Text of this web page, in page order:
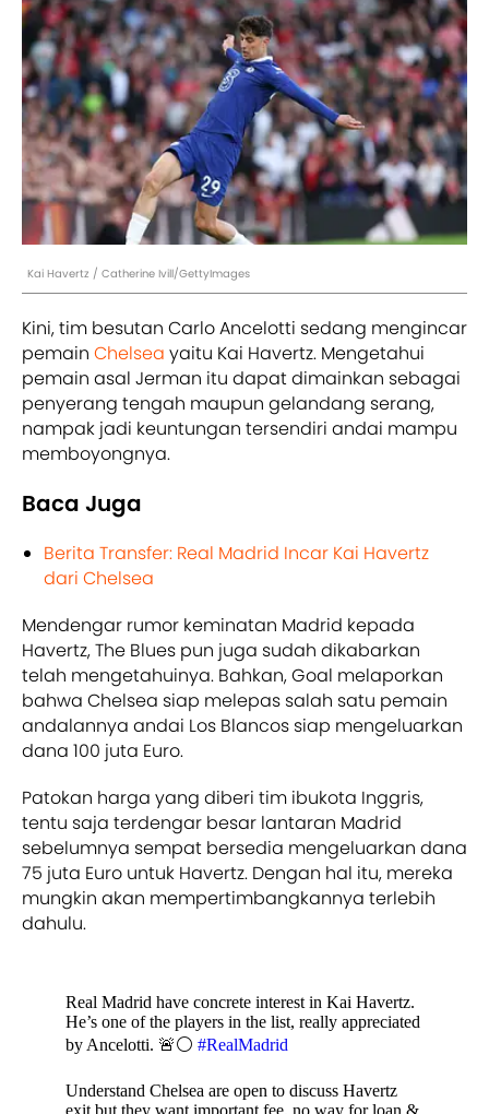
Kai Havertz / Catherine Ivill/GettyImages
Kini, tim besutan Carlo Ancelotti sedang mengincar
pemain Chelsea yaitu Kai Havertz. Mengetahui
pemain asal Jerman itu dapat dimainkan sebagai
penyerang tengah maupun gelandang serang,
nampak jadi keuntungan tersendiri andai mampu
memboyongnya.
Baca Juga
Berita Transfer: Real Madrid Incar Kai Havertz
dari Chelsea
Mendengar rumor keminatan Madrid kepada
Havertz, The Blues pun juga sudah dikabarkan
telah mengetahuinya. Bahkan, Goal melaporkan
bahwa Chelsea siap melepas salah satu pemain
andalannya andai Los Blancos siap mengeluarkan
dana 100 juta Euro.
Patokan harga yang diberi tim ibukota Inggris,
tentu saja terdengar besar lantaran Madrid
sebelumnya sempat bersedia mengeluarkan dana
75 juta Euro untuk Havertz. Dengan hal itu, mereka
mungkin akan mempertimbangkannya terlebih
dahulu.
Real Madrid have concrete interest in Kai Havertz.
He’s one of the players in the list, really appreciated
by Ancelotti. 🚨⚪️ #RealMadrid
Understand Chelsea are open to discuss Havertz
exit but they want important fee, no way for loan &